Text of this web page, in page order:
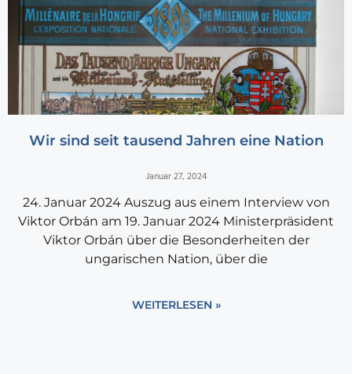
Wir sind seit tausend Jahren eine Nation
Januar 27, 2024
24. Januar 2024 Auszug aus einem Interview von
Viktor Orbán am 19. Januar 2024 Ministerpräsident
Viktor Orbán über die Besonderheiten der
ungarischen Nation, über die
WEITERLESEN »